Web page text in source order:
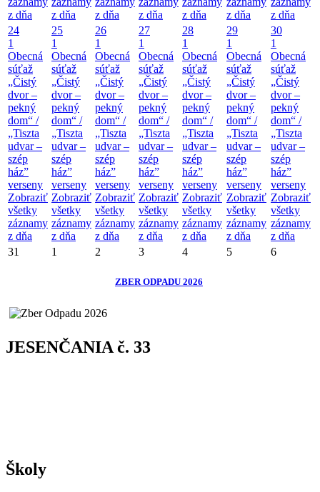
z dňa
z dňa
z dňa
z dňa
z dňa
z dňa
z dňa
24
1
Obecná
súťaž
„Čistý
dvor –
pekný
dom“ /
„Tiszta
udvar –
szép
ház”
verseny
Zobraziť
všetky
záznamy
z dňa
25
1
Obecná
súťaž
„Čistý
dvor –
pekný
dom“ /
„Tiszta
udvar –
szép
ház”
verseny
Zobraziť
všetky
záznamy
z dňa
26
1
Obecná
súťaž
„Čistý
dvor –
pekný
dom“ /
„Tiszta
udvar –
szép
ház”
verseny
Zobraziť
všetky
záznamy
z dňa
27
1
Obecná
súťaž
„Čistý
dvor –
pekný
dom“ /
„Tiszta
udvar –
szép
ház”
verseny
Zobraziť
všetky
záznamy
z dňa
28
1
Obecná
súťaž
„Čistý
dvor –
pekný
dom“ /
„Tiszta
udvar –
szép
ház”
verseny
Zobraziť
všetky
záznamy
z dňa
29
1
Obecná
súťaž
„Čistý
dvor –
pekný
dom“ /
„Tiszta
udvar –
szép
ház”
verseny
Zobraziť
všetky
záznamy
z dňa
30
1
Obecná
súťaž
„Čistý
dvor –
pekný
dom“ /
„Tiszta
udvar –
szép
ház”
verseny
Zobraziť
všetky
záznamy
z dňa
31
1 2 3 4 5 6
ZBER ODPADU 2026
JESENČANIA č. 33
Školy